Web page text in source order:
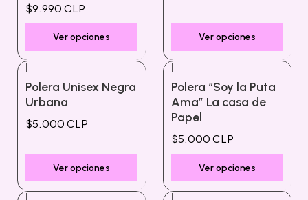
$9.990 CLP
Ver opciones Ver opciones
|
Polera Unisex Negra
Urbana
$5.000 CLP
Ver opciones
|
Polera “Soy la Puta
Ama” La casa de
Papel
$5.000 CLP
Ver opciones